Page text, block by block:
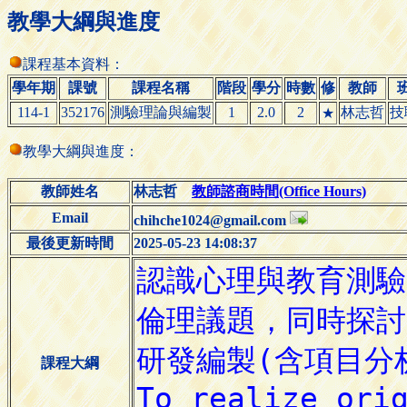
教學大綱與進度
課程基本資料：
學年期
課號 課程名稱 階段 學分 時數 修 教師
114-1
352176 測驗理論與編製 1 2.0 2 ★ 林志哲 技
教學大綱與進度：
教師姓名 林志哲教師諮商時間(Office Hours)
Email
chihche1024@gmail.com
最後更新時間
2025-05-23 14:08:37
課程大綱